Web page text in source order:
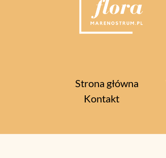
Strona główna
Kontakt